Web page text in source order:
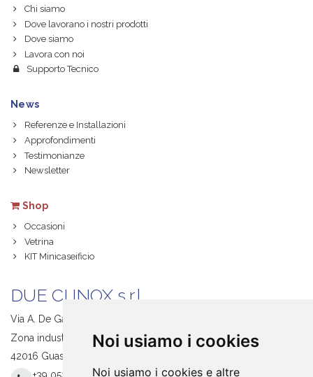
Noi usiamo i cookies
Noi usiamo i cookies e altre
Chi siamo
Dove lavorano i nostri prodotti
Dove siamo
Lavora con noi
Supporto Tecnico
News
Referenze e Installazioni
Approfondimenti
Testimonianze
Newsletter
Shop
Occasioni
Vetrina
KIT Minicaseificio
DUE CI INOX s.r.l.
Via A. De Gasperi, 1
Zona industriale S. Giacomo
42016 Guastalla (RE) Italy